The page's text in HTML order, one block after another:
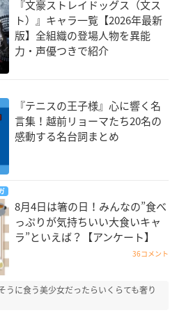
『文豪ストレイドッグス（文ス
ト）』キャラ一覧【2026年最新
版】全組織の登場人物を異能
力・声優つきで紹介
『テニスの王子様』心に響く名
言集！越前リョーマたち20名の
感動する名台詞まとめ
8月4日は箸の日！みんなの”食べ
っぷりが気持ちいい大食いキャ
ラ”といえば？【アンケート】
36コメント
うに食う美少女だったらいくらても奢り